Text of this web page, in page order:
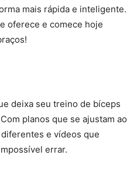
mais rápida e inteligente.
oferece e comece hoje
deixa seu treino de bíceps
planos que se ajustam ao
e vídeos que
errar.